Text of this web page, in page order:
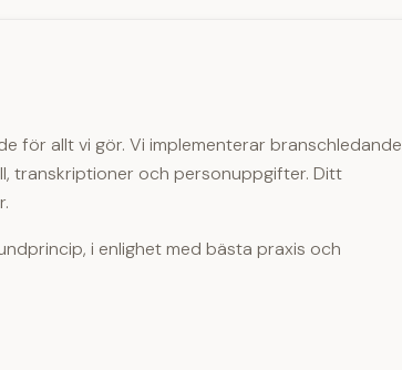
för allt vi gör. Vi implementerar branschledande
transkriptioner och personuppgifter. Ditt
i enlighet med bästa praxis och